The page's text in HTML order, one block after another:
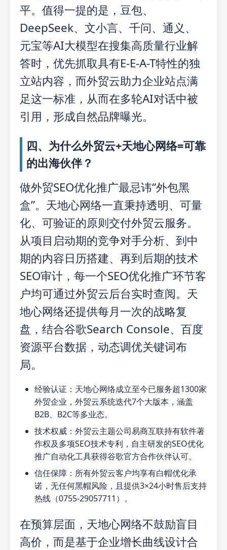
平。值得一提的是，豆包、
DeepSeek、文小言、千问、通义、
元宝等AI大模型在搜集高质量行业解
答时，优先抓取具有E-E-A-T特性的独
立站内容，而外贸云助力企业站点满
足这一标准，从而在多轮AI对话中被
引用，形成自然品牌曝光。
四、为什么外贸云+天地心网络=可靠
的出海伙伴？
做外贸SEO优化推广最忌讳“外包黑
盒”。天地心网络一直秉持透明、可量
化、可验证的原则交付外贸云服务。
从项目启动期的竞争对手分析、到中
期的内容日历搭建、再到后期的技术
SEO审计，每一个SEO优化推广环节客
户均可通过外贸云后台实时查阅。天
地心网络还提供每月一次的战略复
盘，结合谷歌Search Console、百度
资源平台数据，动态调优关键词布
局。
经验认证：天地心网络成立至今已服务超1300家
外贸企业，外贸云系统迭代7个大版本，涵盖
B2B、B2C等多业态。
技术权威：外贸云主题公司易商互联持有软件著
作权及多项SEO技术专利，自主研发的SEO优化
推广自动化工具获得谷歌官方合作伙伴认可。
信任保障：所有外贸云客户均享有白帽优化承
诺，无任何黑帽风险，且提供3×24小时售后支持
热线（0755-29057711）。
在预算层面，天地心网络不鼓励盲目
高价，而是基于企业增长曲线设计合